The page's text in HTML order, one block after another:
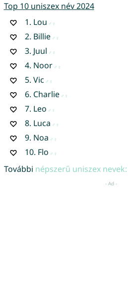
Top 10 uniszex név 2024
1. Lou
2. Billie
3. Juul
4. Noor
5. Vic
6. Charlie
7. Leo
8. Luca
9. Noa
10. Flo
További népszerű uniszex